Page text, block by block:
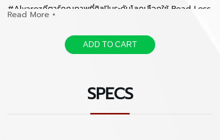
#Alvarezกีตาร์คุณภาพที่ศิลปินระดับโลกเลือกใช้
Burst ที่ลงตัวเข้ากันได้เป็นอย่างดีมากๆ
ADD TO CART
SPECS